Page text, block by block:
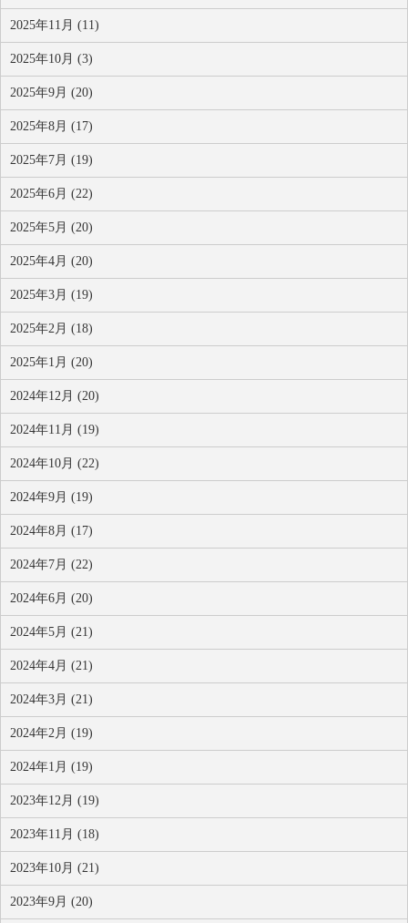
2025年11月 (11)
2025年10月 (3)
2025年9月 (20)
2025年8月 (17)
2025年7月 (19)
2025年6月 (22)
2025年5月 (20)
2025年4月 (20)
2025年3月 (19)
2025年2月 (18)
2025年1月 (20)
2024年12月 (20)
2024年11月 (19)
2024年10月 (22)
2024年9月 (19)
2024年8月 (17)
2024年7月 (22)
2024年6月 (20)
2024年5月 (21)
2024年4月 (21)
2024年3月 (21)
2024年2月 (19)
2024年1月 (19)
2023年12月 (19)
2023年11月 (18)
2023年10月 (21)
2023年9月 (20)